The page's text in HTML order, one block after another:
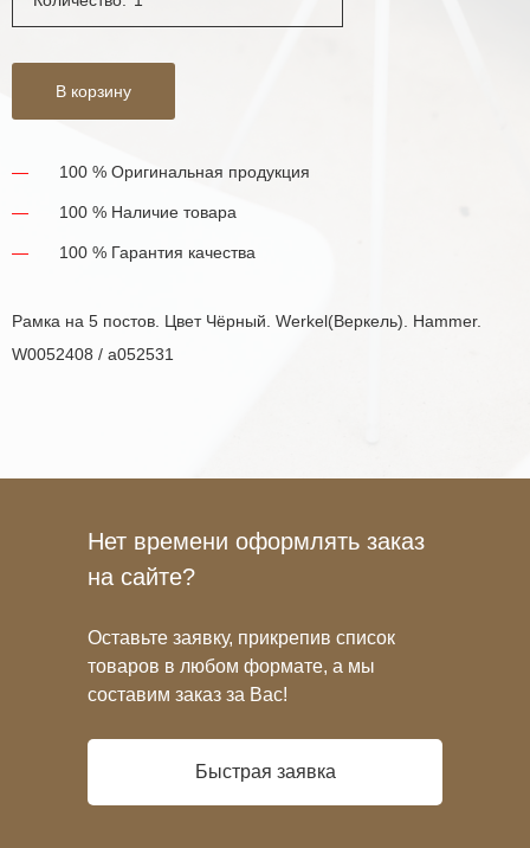
В корзину
100 % Оригинальная продукция
100 % Наличие товара
100 % Гарантия качества
Рамка на 5 постов. Цвет Чёрный. Werkel(Веркель). Hammer.
W0052408 / a052531
Нет времени оформлять заказ
на сайте?
Оставьте заявку, прикрепив список
товаров в любом формате, а мы
составим заказ за Вас!
Быстрая заявка